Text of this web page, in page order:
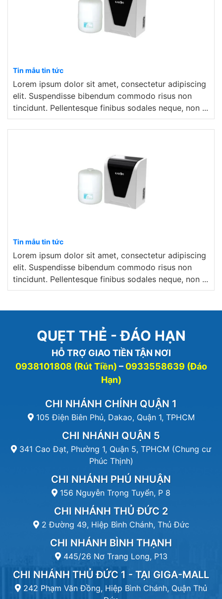
Tin mẫu tin tức
Lorem ipsum dolor sit amet, consectetur adipiscing
elit. Suspendisse bibendum commodo risus non
tincidunt. Pellentesque finibus sodales neque, non ...
Tin mẫu tin tức
Lorem ipsum dolor sit amet, consectetur adipiscing
elit. Suspendisse bibendum commodo risus non
tincidunt. Pellentesque finibus sodales neque, non ...
QUẸT THẺ - ĐÁO HẠN
HỖ TRỢ GIAO TIỀN TẬN NƠI
0938101808 (Rút Tiền) – 0933558639 (Đáo
Hạn)
CHI NHÁNH CHÍNH QUẬN 1
105 Điện Biên Phủ, Dakao, Quận 1, TPHCM
CHI NHÁNH QUẬN 5
341 Cao Đạt, Phường 1, Quận 5, TPHCM (Chung cư
Phúc Thịnh)
CHI NHÁNH PHÚ NHUẬN
156 Nguyễn Trọng Tuyển, P 8
CHI NHÁNH THỦ ĐỨC 2
2 Đường 49, Hiệp Bình Chánh, Thủ Đức
CHI NHÁNH BÌNH THẠNH
445/26 Nơ Trang Long, P13
CHI NHÁNH THỦ ĐỨC 1 - TẠI GIGA-MALL
242 Phạm Văn Đồng, Hiệp Bình Chánh, Quận Thủ